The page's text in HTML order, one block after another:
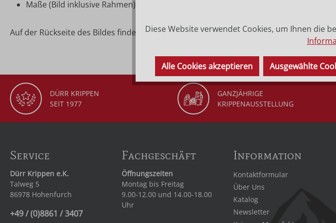
Maße (Bild inklusive Rahmen): ca. 12,7 × 16 cm
Auf der Rückseite des Bildes finden Sie die Beschreibung (Legende) der Heiligen.
DÜRR KRIPPEN
SEIT 1977
GANZJÄHRIGE
KRIPPENAUSSTELLUNG
Service
Dürr Krippen e.K.
Talweg 5
86978 Hohenfurch
+49 / (0)8861 / 3407
Fachgeschäft
Öffnungszeiten
Montag bis Freitag
9.00-12.00 und 14.00-18.00
Uhr
Information
Kontaktformular
Über Uns
Katalog
Newsletter
Diese Website verwendet Cookies, um Ihnen die
Alle Cookies akzeptieren Ausgewählte